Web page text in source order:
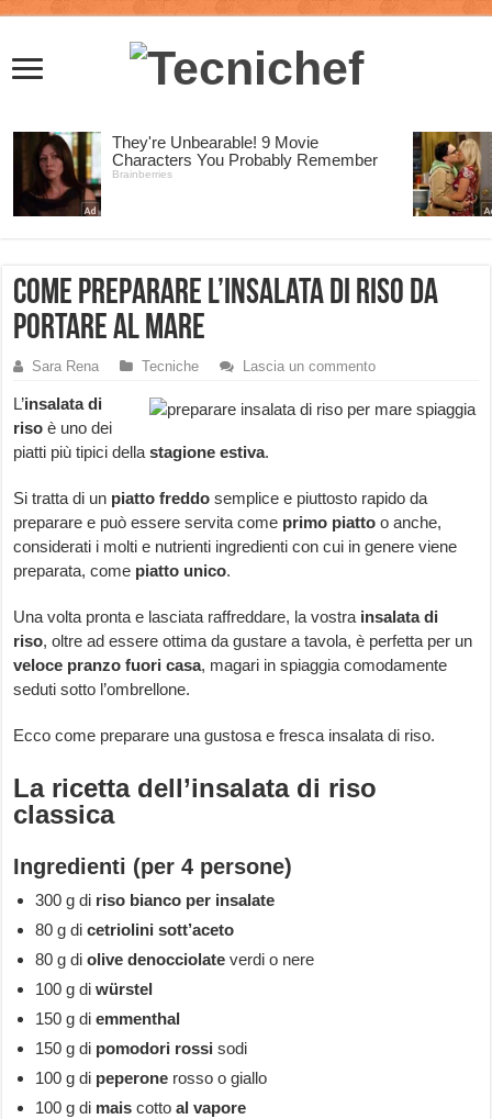
Come preparare l’insalata di riso da
portare al mare
Sara Rena Tecniche Lascia un commento
L’insalata di
riso è uno dei
piatti più tipici dellastagione estiva.
Si tratta di un piatto freddo semplice e piuttosto rapido da
preparare e può essere servita come primo piatto o anche,
considerati i molti e nutrienti ingredienti con cui in genere viene
preparata, come piatto unico.
Una volta pronta e lasciata raffreddare, la vostra insalata di
riso, oltre ad essere ottima da gustare a tavola, è perfetta per un
veloce pranzo fuori casa, magari in spiaggia comodamente
seduti sotto l’ombrellone.
Ecco come preparare una gustosa e fresca insalata di riso.
La ricetta dell’insalata di riso
classica
Ingredienti (per 4 persone)
300 g di riso bianco per insalate
80 g dicetriolini sott’aceto
80 g diolive denocciolate verdi o nere
100 g diwürstel
150 g diemmenthal
150 g di pomodori rossi sodi
100 g di peperone rosso o giallo
100 g di maiscottoal vapore